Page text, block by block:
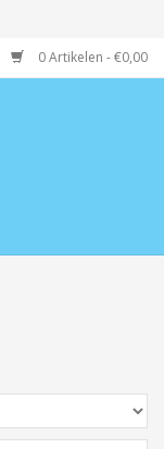
0 Artikelen - €0,00